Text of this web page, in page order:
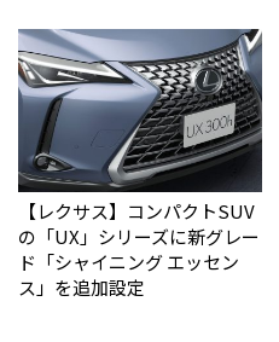
【レクサス】コンパクトSUV
の「UX」シリーズに新グレー
ド「シャイニング エッセン
ス」を追加設定